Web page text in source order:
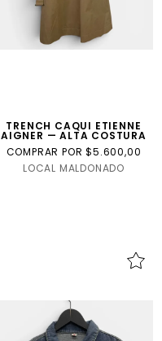
TRENCH CAQUI ETIENNE
AIGNER — ALTA COSTURA
COMPRAR POR $5.600,00
LOCAL MALDONADO